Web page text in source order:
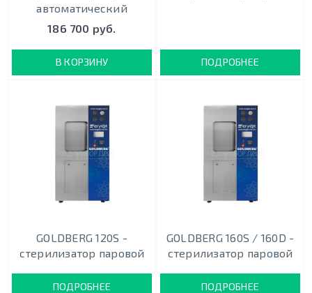
автоматический
186 700 руб.
В КОРЗИНУ ПОДРОБНЕЕ
GOLDBERG 120S -
стерилизатор паровой
ПОДРОБНЕЕ
GOLDBERG 160S / 160D -
стерилизатор паровой
ПОДРОБНЕЕ